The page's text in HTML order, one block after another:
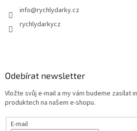
info@rychlydarky.cz
rychlydarkycz
Odebírat newsletter
Vložte svůj e-mail a my vám budeme zasílat
produktech na našem e-shopu.
E-mail